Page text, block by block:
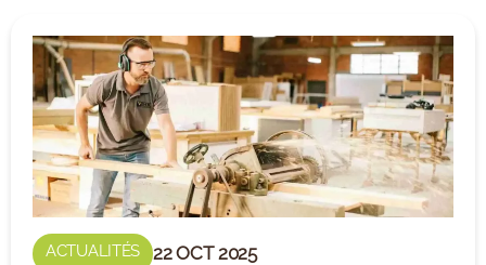
ACTUALITÉS 22 OCT 2025